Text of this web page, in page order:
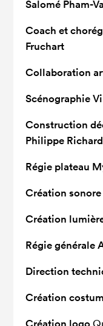
Salomé Pham-
Coach et
Fruchart
Collaboration
Scénographie
Construction
Philippe Richard
Régie plateau
Création sonore
Création
Régie générale
Direction
Création